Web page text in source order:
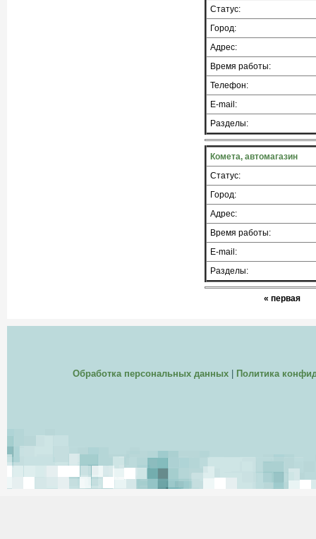
Статус:
Город:
Адрес:
Время работы:
Телефон:
E-mail:
Разделы:
Комета, автомагазин
Статус:
Город:
Адрес:
Время работы:
E-mail:
Разделы:
« первая
Обработка персональных данных| Политика